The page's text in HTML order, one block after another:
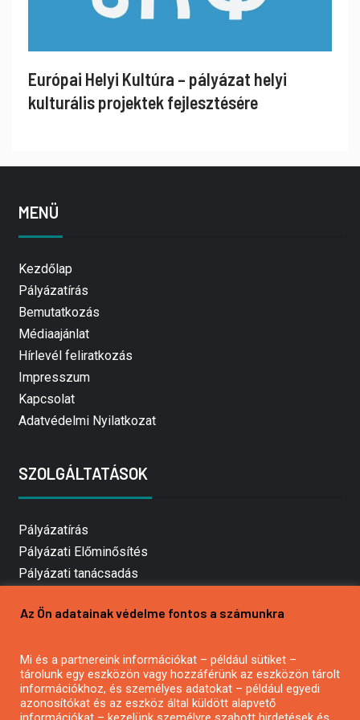
Európai Helyi Kultúra – pályázat helyi
kulturális projektek fejlesztésére
MENÜ
Kezdőlap
Pályázatírás
Bemutatkozás
Médiaajánlat
Hírlevél feliratkozás
Impresszum
Kapcsolat
Adatvédelmi Nyilatkozat
SZOLGÁLTATÁSOK
Pályázatírás
Pályázati Előminősítés
Pályázati tanácsadás
Mezőgazdasági pályázatírás
Pályázatírás civil szervezeteknek
Pályázatírás önkormányzatoknak
Pályázatfigyelés
Az Ön adatainak védelme fontos a számunkra
Mi és a partnereink információkat – például sütiket –
tárolunk egy eszközön vagy hozzáférünk az eszközön tárolt
információkhoz, és személyes adatokat – például egyedi
azonosítókat és az eszköz által küldött alapvető